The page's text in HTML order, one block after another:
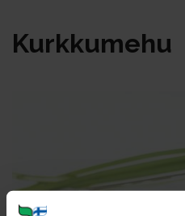
Kurk­ku­me­hu